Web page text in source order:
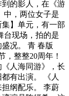
的影人，在《游
中，两位女子是
】单元，有一部
台现场，拍的是
况。 青 春版
，整整20周年！
人海同游》，长
有出演。 《人
纲配乐。 李蔚